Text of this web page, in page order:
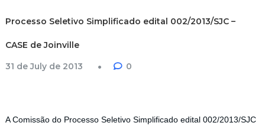
Processo Seletivo Simplificado edital 002/2013/SJC –
CASE de Joinville
31 de July de 2013
0
A Comissão do Processo Seletivo Simplificado edital 002/2013/SJC